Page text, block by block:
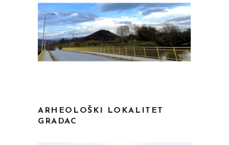
ARHEOLOŠKI LOKALITET
GRADAC